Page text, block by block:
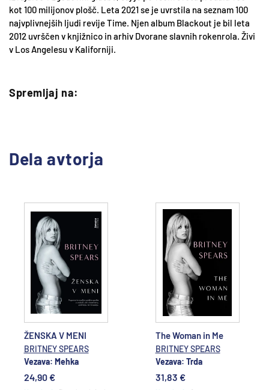
kot 100 milijonov plošč. Leta 2021 se je uvrstila na seznam 100
najvplivnejših ljudi revije Time. Njen album Blackout je bil leta
2012 uvrščen v knjižnico in arhiv Dvorane slavnih rokenrola. Živi
v Los Angelesu v Kaliforniji.
Spremljaj na:
Dela avtorja
Dodajte v
košarico
ŽENSKA V MENI
BRITNEY SPEARS
Vezava: Mehka
24,90 €
Dodajte v
košarico
The Woman in Me
BRITNEY SPEARS
Vezava: Trda
31,83 €